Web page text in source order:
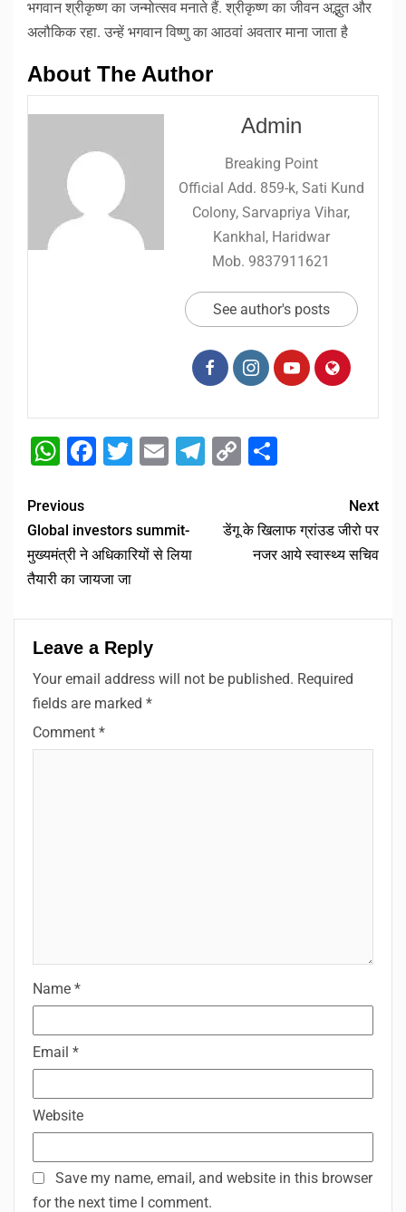
भगवान श्रीकृष्ण का जन्मोत्सव मनाते हैं. श्रीकृष्ण का जीवन अद्भुत और
अलौकिक रहा. उन्हें भगवान विष्णु का आठवां अवतार माना जाता है
About The Author
Admin
Breaking Point
Official Add. 859-k, Sati Kund
Colony, Sarvapriya Vihar,
Kankhal, Haridwar
Mob. 9837911621
See author's posts
WhatsApp
Facebook
Twitter
EmailTelegram
Copy
Previous
Global investors summit-
मुख्यमंत्री ने अधिकारियों से लिया
तैयारी का जायजा जा
Next
डेंगू के खिलाफ ग्रांउड जीरो पर
नजर आये स्वास्थ्य सचिव
Leave a Reply
Your email address will not be published. Required
fields are marked *
Comment *
Name *
Email *
Website
Save my name, email, and website in this browser
for the next time I comment.